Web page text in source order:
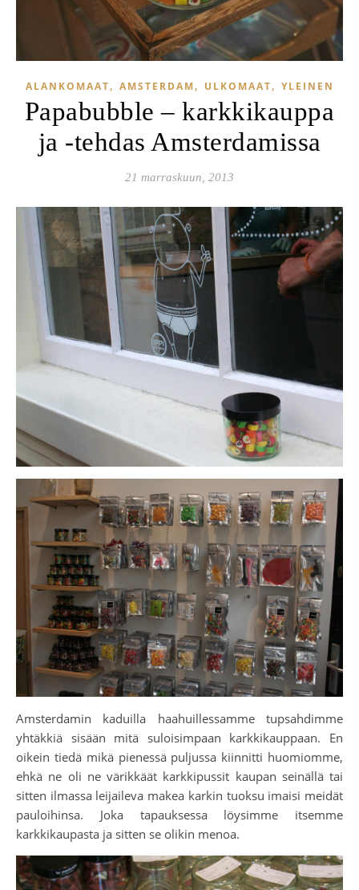
ALANKOMAAT, AMSTERDAM, ULKOMAAT, YLEINEN
Papabubble – karkkikauppa
ja -tehdas Amsterdamissa
21 marraskuun, 2013
Amsterdamin kaduilla haahuillessamme tupsahdimme
yhtäkkiä sisään mitä suloisimpaan karkkikauppaan. En
oikein tiedä mikä pienessä puljussa kiinnitti huomiomme,
ehkä ne oli ne värikkäät karkkipussit kaupan seinällä tai
sitten ilmassa leijaileva makea karkin tuoksu imaisi meidät
pauloihinsa. Joka tapauksessa löysimme itsemme
karkkikaupasta ja sitten se olikin menoa.